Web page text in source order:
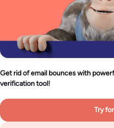
Get rid of email bounces with
verification tool!
Try